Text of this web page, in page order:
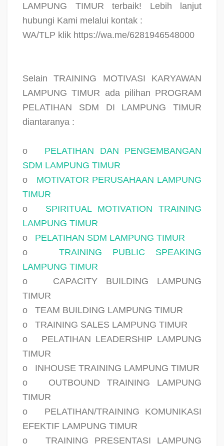
LAMPUNG TIMUR terbaik! Lebih lanjut
hubungi Kami melalui kontak :
WA/TLP klik https://wa.me/6281946548000
Selain TRAINING MOTIVASI KARYAWAN
LAMPUNG TIMUR ada pilihan PROGRAM
PELATIHAN SDM DI LAMPUNG TIMUR
diantaranya :
o
PELATIHAN DAN PENGEMBANGAN
SDM LAMPUNG TIMUR
o
MOTIVATOR PERUSAHAAN LAMPUNG
TIMUR
o
SPIRITUAL MOTIVATION TRAINING
LAMPUNG TIMUR
o
PELATIHAN SDM LAMPUNG TIMUR
o
TRAINING PUBLIC SPEAKING
LAMPUNG TIMUR
o
CAPACITY BUILDING LAMPUNG
TIMUR
o
TEAM BUILDING LAMPUNG TIMUR
o
TRAINING SALES LAMPUNG TIMUR
o
PELATIHAN LEADERSHIP LAMPUNG
TIMUR
o
INHOUSE TRAINING LAMPUNG TIMUR
o
OUTBOUND TRAINING LAMPUNG
TIMUR
o
PELATIHAN/TRAINING KOMUNIKASI
EFEKTIF LAMPUNG TIMUR
o
TRAINING PRESENTASI LAMPUNG